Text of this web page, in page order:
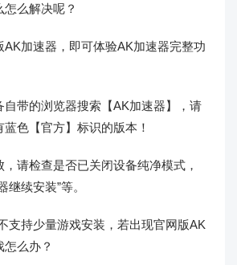
么解决呢？
AK加速器，即可体验AK加速器完整功
自带的浏览器搜索【AK加速器】，请
色【官方】标识的版本！
请检查是否已关闭设备纯净模式，
继续安装”等。
支持少量游戏安装，若出现官网版AK
么办？